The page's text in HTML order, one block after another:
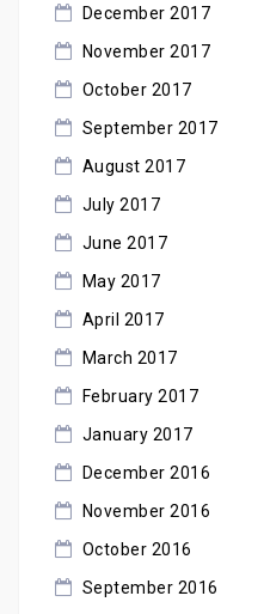
December 2017
November 2017
October 2017
September 2017
August 2017
July 2017
June 2017
May 2017
April 2017
March 2017
February 2017
January 2017
December 2016
November 2016
October 2016
September 2016